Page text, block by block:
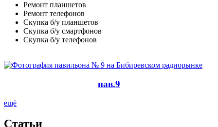
Ремонт планшетов
Ремонт телефонов
Скупка б/у планшетов
Скупка б/у смартфонов
Скупка б/у телефонов
пав.9
ещё
Cтатьи